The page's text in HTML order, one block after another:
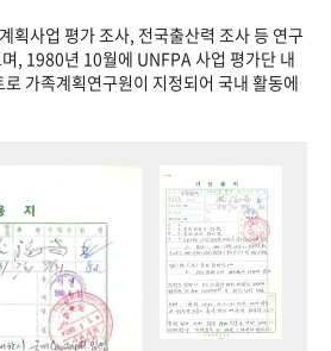
획사업 평가 조사, 전국출산력 조사 등 연구
, 1980년 10월에 UNFPA 사업 평가단 내
가족계획연구원이 지정되어 국내 활동에